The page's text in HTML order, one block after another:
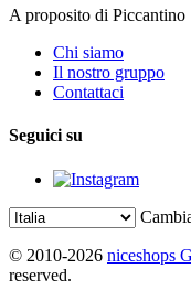
A proposito di Piccantino
Chi siamo
Il nostro gruppo
Contattaci
Seguici su
© 2010-2026 niceshops
reserved.